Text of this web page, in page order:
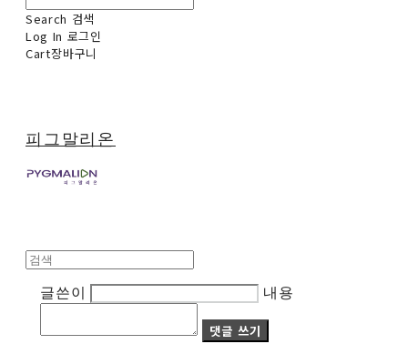
Search 검색
Log In 로그인
Cart장바구니
피그말리온
글쓴이 내용
댓글 쓰기